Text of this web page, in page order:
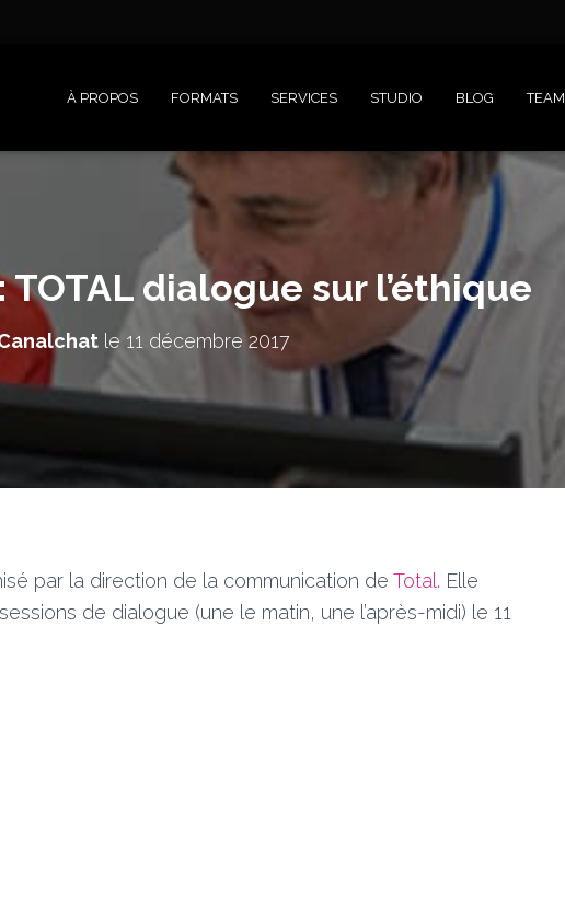
À PROPOS FORMATS SERVICES STUDIO BLOG TEAM
dialogue sur l’éthique
le 11 décembre 2017
par la direction de la communication deTotal. Elle
de dialogue (une le matin, une l’après-midi) le 11